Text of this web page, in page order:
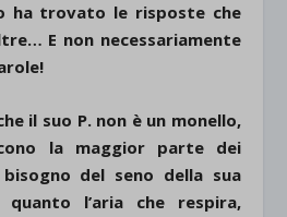
ha trovato le risposte che
E non necessariamente
il suo P. non è un monello,
la maggior parte dei
del seno della sua
l’aria che respira,